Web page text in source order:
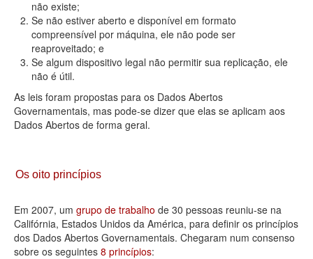
não existe;
Se não estiver aberto e disponível em formato
compreensível por máquina, ele não pode ser
reaproveitado; e
Se algum dispositivo legal não permitir sua replicação, ele
não é útil.
As leis foram propostas para os Dados Abertos
Governamentais, mas pode-se dizer que elas se aplicam aos
Dados Abertos de forma geral.
Os oito princípios
Em 2007, um grupo de trabalho de 30 pessoas reuniu-se na
Califórnia, Estados Unidos da América, para definir os princípios
dos Dados Abertos Governamentais. Chegaram num consenso
sobre os seguintes 8 princípios: